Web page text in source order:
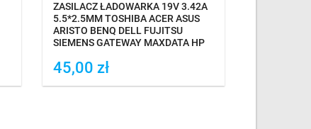
ZASILACZ ŁADOWARKA 19V 3.42A
5.5*2.5MM TOSHIBA ACER ASUS
ARISTO BENQ DELL FUJITSU
SIEMENS GATEWAY MAXDATA HP
45,00 zł
Dodaj do porówania